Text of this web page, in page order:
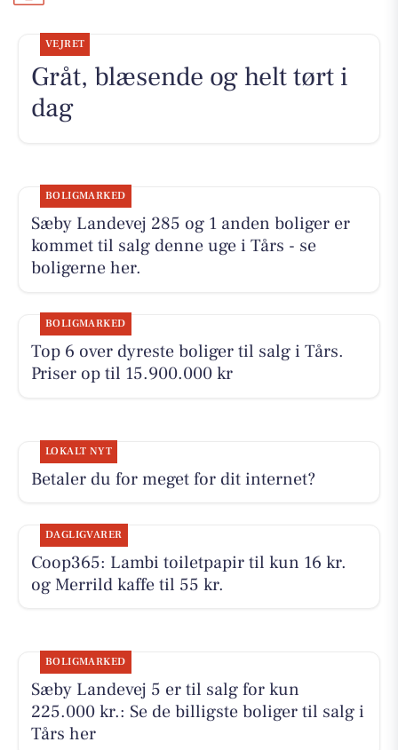
VEJRET
Gråt, blæsende og helt tørt i
dag
BOLIGMARKED
Sæby Landevej 285 og 1 anden boliger er
kommet til salg denne uge i Tårs - se
boligerne her.
BOLIGMARKED
Top 6 over dyreste boliger til salg i Tårs.
Priser op til 15.900.000 kr
LOKALT NYT
Betaler du for meget for dit internet?
DAGLIGVARER
Coop365: Lambi toiletpapir til kun 16 kr.
og Merrild kaffe til 55 kr.
BOLIGMARKED
Sæby Landevej 5 er til salg for kun
225.000 kr.: Se de billigste boliger til salg i
Tårs her